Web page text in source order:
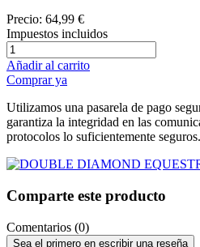
Precio: 64,99 €
Impuestos incluidos
Añadir al carrito
Comprar ya
Utilizamos una pasarela de pago
garantiza la integridad en las
protocolos lo suficientemente seguros.
Comparte este producto
Comentarios (0)
Sea el primero en escribir una reseña